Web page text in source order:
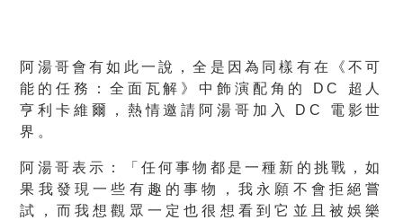
阿湯哥會有如此一說，全是因為同樣有在《不可
能的任務：全面瓦解》中飾演配角的 DC 超人
亨利卡維爾，熱情邀請阿湯哥加入 DC 電影世
界。
阿湯哥表示：「任何事物都是一種新的挑戰，如
果我發現一些有趣的事物，我永願不會拒絕嘗
試，而我想觀眾一定也很想看到它並且被娛樂